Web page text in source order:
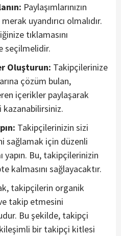
Paylaşımlarınızın
uyandırıcı olmalıdır.
tıklamasını
seçilmelidir.
Oluşturun: Takipçilerinize
çözüm bulan,
içerikler paylaşarak
kazanabilirsiniz.
Takipçilerinizin sizi
sağlamak için düzenli
yapın. Bu, takipçilerinizin
kalmasını sağlayacaktır.
takipçilerin organik
takip etmesini
Bu şekilde, takipçi
bir takipçi kitlesi